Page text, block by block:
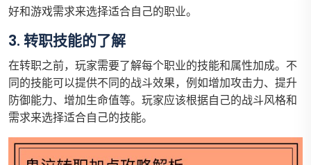
好和游戏需求来选择适合自己的职业。
3. 转职技能的了解
在转职之前，玩家需要了解每个职业的技能和属性加成。不
同的技能可以提供不同的战斗效果，例如增加攻击力、提升
防御能力、增加生命值等。玩家应该根据自己的战斗风格和
需求来选择适合自己的技能。